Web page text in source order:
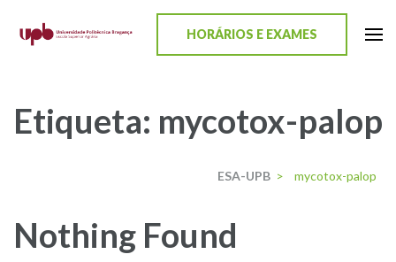
HORÁRIOS E EXAMES
Etiqueta: mycotox-palop
ESA-UPB > mycotox-palop
Nothing Found